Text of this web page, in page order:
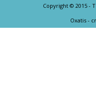
Copyright © 2015 -
Oxatis -